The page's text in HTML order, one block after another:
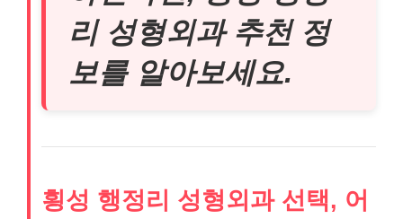
리 성형외과 추천 정
보를 알아보세요.
횡성 행정리 성형외과 선택, 어